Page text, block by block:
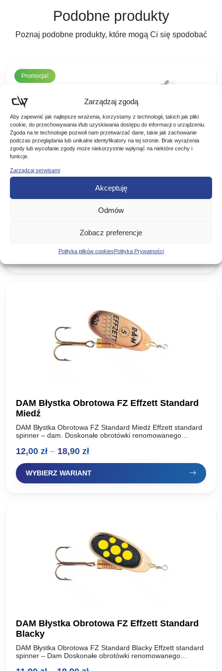
Zarządzaj zgodą
Aby zapewnić jak najlepsze wrażenia, korzystamy z technologii, takich jak pliki
cookie, do przechowywania i/lub uzyskiwania dostępu do informacji o urządzeniu.
Zgoda na te technologie pozwoli nam przetwarzać dane, takie jak zachowanie
podczas przeglądania lub unikalne identyfikatory na tej stronie. Brak wyrażenia
zgody lub wycofanie zgody może niekorzystnie wpłynąć na niektóre cechy i
funkcje.
Zarządzaj serwisami
Akceptuję
Odmów
Zobacz preferencje
Polityka plików cookiesPolityka Prywatności
Podobne produkty
Poznaj podobne produkty, które mogą Ci się spodobać
Promocja!
SELEDYNOWE KROPKI #0
BŁYSTKA OBROTOWA BLACK FURY MEPPS KOLOR:
CZARNA PALETKA W SELEDYNOWE KROPKI ROZMIAR:
Pierwotna
15,90 zł.
złAktualna
12,24 zł.
-23%
DODAJ DO KOSZYKA
DAM Błystka Obrotowa FZ Effzett Standard
Miedź
DAM Błystka Obrotowa FZ Standard Miedź Effzett standard
spinner – dam. Doskonałe obrotówki renomowanego
pracują w wodzie, skuteczne na…
12,00 zł – 18,90 złZakres
cen:
od
WYBIERZ WARIANT
DAM Błystka Obrotowa FZ Effzett Standard
Blacky
DAM Błystka Obrotowa FZ Standard Blacky Effzett standard
spinner – Dam Doskonałe obrotówki renomowanego